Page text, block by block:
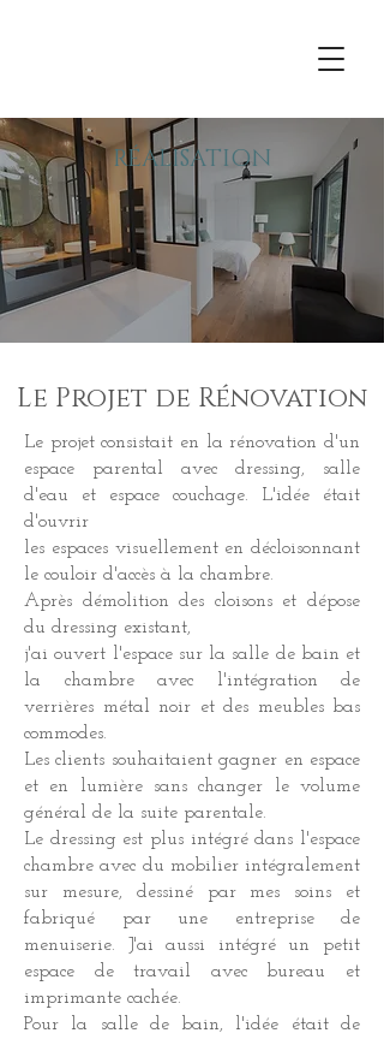
RÉALISATION
Rénovation d'une
Chambre parentale près
de Villefranche sur
Le Projet de Rénovation
Le projet consistait en la rénovation d'un
espace parental avec dressing, salle
d'eau et espace couchage. L'idée était
d'ouvrir
les espaces visuellement en décloisonnant
le couloir d'accès à la chambre.
Après démolition des cloisons et dépose
du dressing existant,
j'ai ouvert l'espace sur la salle de bain et
la chambre avec l'intégration de
verrières métal noir et des meubles bas
commodes.
Les clients souhaitaient gagner en espace
et en lumière sans changer le volume
général de la suite parentale.
Le dressing est plus intégré dans l'espace
chambre avec du mobilier intégralement
sur mesure, dessiné par mes soins et
fabriqué par une entreprise de
menuiserie. J'ai aussi intégré un petit
espace de travail avec bureau et
imprimante cachée.
Pour la salle de bain, l'idée était de